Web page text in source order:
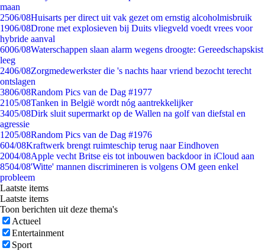
maan
2506/08Huisarts per direct uit vak gezet om ernstig alcoholmisbruik
1906/08Drone met explosieven bij Duits vliegveld voedt vrees voor
hybride aanval
6006/08Waterschappen slaan alarm wegens droogte: Gereedschapskist
leeg
2406/08Zorgmedewerkster die 's nachts haar vriend bezocht terecht
ontslagen
3806/08Random Pics van de Dag #1977
2105/08Tanken in België wordt nóg aantrekkelijker
3405/08Dirk sluit supermarkt op de Wallen na golf van diefstal en
agressie
1205/08Random Pics van de Dag #1976
604/08Kraftwerk brengt ruimteschip terug naar Eindhoven
2004/08Apple vecht Britse eis tot inbouwen backdoor in iCloud aan
8504/08'Witte' mannen discrimineren is volgens OM geen enkel
probleem
Laatste items
Laatste items
Toon berichten uit deze thema's
Actueel
Entertainment
Sport